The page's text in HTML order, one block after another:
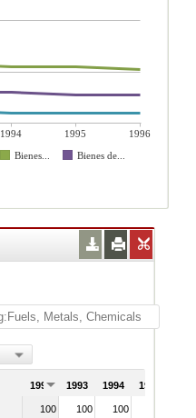
1994 1995
1996
Bienes...
Bienes de...
1992 1993 1994 1995
100 100 100